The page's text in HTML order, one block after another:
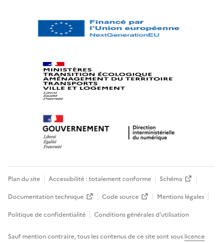
Plan du site Accessibilité : totalement conforme
Schéma
Documentation technique
Code source
Mentions légales
Politique de confidentialité
Conditions générales d’utilisation
Sauf mention contraire, tous les contenus de ce site sont sous licence